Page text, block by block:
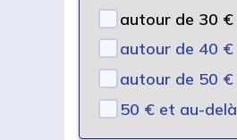
autour de 30 €
autour de 40 €
autour de 50 €
50 € et au-delà